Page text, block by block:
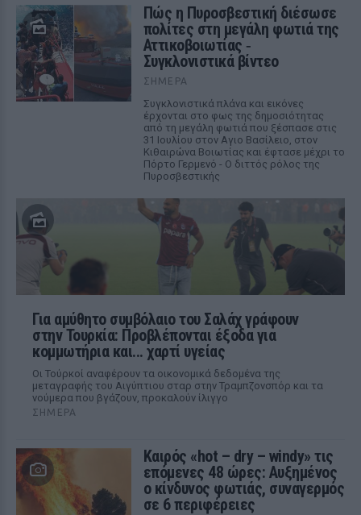
Πώς η Πυροσβεστική διέσωσε
πολίτες στη μεγάλη φωτιά της
Αττικοβοιωτίας ‑
Συγκλονιστικά βίντεο
ΣΉΜΕΡΑ
Συγκλονιστικά πλάνα και εικόνες
έρχονται στο φως της δημοσιότητας
από τη μεγάλη φωτιά που ξέσπασε στις
31 Ιουλίου στον Αγιο Βασίλειο, στον
Κιθαιρώνα Βοιωτίας και έφτασε μέχρι το
Πόρτο Γερμενό - Ο διττός ρόλος της
Πυροσβεστικής
Για αμύθητο συμβόλαιο του Σαλάχ γράφουν
στην Τουρκία: Προβλέπονται έξοδα για
κομμωτήρια και... χαρτί υγείας
Οι Τούρκοί αναφέρουν τα οικονομικά δεδομένα της
μεταγραφής του Αιγύπτιου σταρ στην Τραμπζονσπόρ και τα
νούμερα που βγάζουν, προκαλούν ίλιγγο
ΣΉΜΕΡΑ
Καιρός «hot – dry – windy» τις
επόμενες 48 ώρες: Αυξημένος
ο κίνδυνος φωτιάς, συναγερμός
σε 6 περιφέρειες